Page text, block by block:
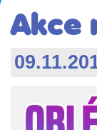
Akce